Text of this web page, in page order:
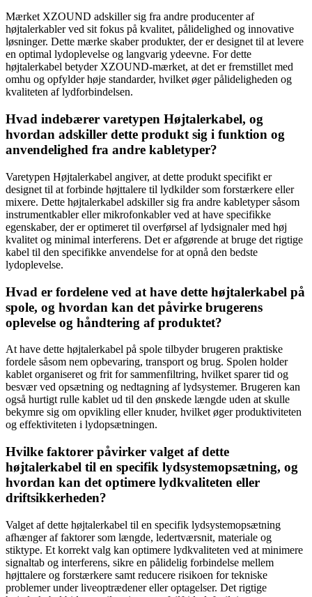
Mærket XZOUND adskiller sig fra andre producenter af
højtalerkabler ved sit fokus på kvalitet, pålidelighed og innovative
løsninger. Dette mærke skaber produkter, der er designet til at levere
en optimal lydoplevelse og langvarig ydeevne. For dette
højtalerkabel betyder XZOUND-mærket, at det er fremstillet med
omhu og opfylder høje standarder, hvilket øger pålideligheden og
kvaliteten af lydforbindelsen.
Hvad indebærer varetypen Højtalerkabel, og
hvordan adskiller dette produkt sig i funktion og
anvendelighed fra andre kabletyper?
Varetypen Højtalerkabel angiver, at dette produkt specifikt er
designet til at forbinde højttalere til lydkilder som forstærkere eller
mixere. Dette højtalerkabel adskiller sig fra andre kabletyper såsom
instrumentkabler eller mikrofonkabler ved at have specifikke
egenskaber, der er optimeret til overførsel af lydsignaler med høj
kvalitet og minimal interferens. Det er afgørende at bruge det rigtige
kabel til den specifikke anvendelse for at opnå den bedste
lydoplevelse.
Hvad er fordelene ved at have dette højtalerkabel på
spole, og hvordan kan det påvirke brugerens
oplevelse og håndtering af produktet?
At have dette højtalerkabel på spole tilbyder brugeren praktiske
fordele såsom nem opbevaring, transport og brug. Spolen holder
kablet organiseret og frit for sammenfiltring, hvilket sparer tid og
besvær ved opsætning og nedtagning af lydsystemer. Brugeren kan
også hurtigt rulle kablet ud til den ønskede længde uden at skulle
bekymre sig om opvikling eller knuder, hvilket øger produktiviteten
og effektiviteten i lydopsætningen.
Hvilke faktorer påvirker valget af dette
højtalerkabel til en specifik lydsystemopsætning, og
hvordan kan det optimere lydkvaliteten eller
driftsikkerheden?
Valget af dette højtalerkabel til en specifik lydsystemopsætning
afhænger af faktorer som længde, ledertværsnit, materiale og
stiktype. Et korrekt valg kan optimere lydkvaliteten ved at minimere
signaltab og interferens, sikre en pålidelig forbindelse mellem
højttalere og forstærkere samt reducere risikoen for tekniske
problemer under liveoptrædener eller optagelser. Det rigtige